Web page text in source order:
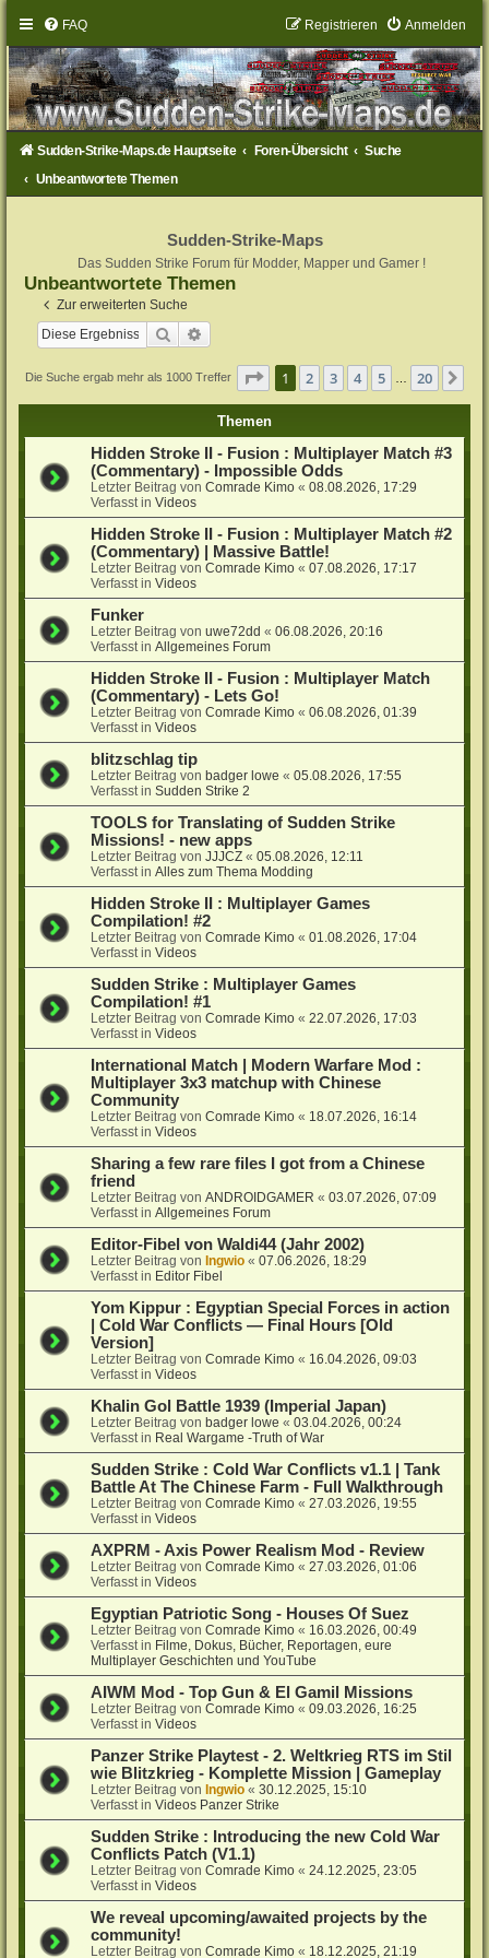
FAQ Anmelden
Registrieren
Sudden-Strike-Maps.de Hauptseite Foren-Übersicht
Suche
Unbeantwortete Themen
Sudden-Strike-Maps
Das Sudden Strike Forum für Modder, Mapper und Gamer !
Unbeantwortete Themen
Zur erweiterten Suche
Suche
Die Suche ergab mehr als 1000 Treffer Seite 1von 20
1 2 3 4 5 20
Themen
Hidden Stroke II - Fusion : Multiplayer Match #3
(Commentary) - Impossible Odds
Letzter Beitrag vonComrade Kimo «08.08.2026, 17:29
Verfasst inVideos
Hidden Stroke II - Fusion : Multiplayer Match #2
(Commentary) | Massive Battle!
Letzter Beitrag vonComrade Kimo «07.08.2026, 17:17
Verfasst inVideos
Funker
Letzter Beitrag vonuwe72dd «06.08.2026, 20:16
Verfasst inAllgemeines Forum
Hidden Stroke II - Fusion : Multiplayer Match
(Commentary) - Lets Go!
Letzter Beitrag vonComrade Kimo «06.08.2026, 01:39
Verfasst inVideos
blitzschlag tip
Letzter Beitrag vonbadger lowe «05.08.2026, 17:55
Verfasst inSudden Strike 2
TOOLS for Translating of Sudden Strike
Missions! - new apps
Letzter Beitrag vonJJJCZ «05.08.2026, 12:11
Verfasst inAlles zum Thema Modding
Hidden Stroke II : Multiplayer Games
Compilation! #2
Letzter Beitrag vonComrade Kimo «01.08.2026, 17:04
Verfasst inVideos
Sudden Strike : Multiplayer Games
Compilation! #1
Letzter Beitrag vonComrade Kimo «22.07.2026, 17:03
Verfasst inVideos
International Match | Modern Warfare Mod :
Multiplayer 3x3 matchup with Chinese
Community
Letzter Beitrag vonComrade Kimo « 18.07.2026, 16:14
Verfasst inVideos
Sharing a few rare files I got from a Chinese
friend
Letzter Beitrag vonANDROIDGAMER «03.07.2026, 07:09
Verfasst inAllgemeines Forum
Editor-Fibel von Waldi44 (Jahr 2002)
Letzter Beitrag vonIngwio «07.06.2026, 18:29
Verfasst in Editor Fibel
Yom Kippur : Egyptian Special Forces in action
| Cold War Conflicts — Final Hours [Old
Version]
Letzter Beitrag vonComrade Kimo « 16.04.2026, 09:03
Verfasst inVideos
Khalin Gol Battle 1939 (Imperial Japan)
Letzter Beitrag vonbadger lowe «03.04.2026, 00:24
Verfasst in Real Wargame -Truth of War
Sudden Strike : Cold War Conflicts v1.1 | Tank
Battle At The Chinese Farm - Full Walkthrough
Letzter Beitrag vonComrade Kimo «27.03.2026, 19:55
Verfasst inVideos
AXPRM - Axis Power Realism Mod - Review
Letzter Beitrag vonComrade Kimo «27.03.2026, 01:06
Verfasst inVideos
Egyptian Patriotic Song - Houses Of Suez
Letzter Beitrag vonComrade Kimo « 16.03.2026, 00:49
Verfasst in Filme, Dokus, Bücher, Reportagen, eure
Multiplayer Geschichten und YouTube
AIWM Mod - Top Gun & El Gamil Missions
Letzter Beitrag vonComrade Kimo «09.03.2026, 16:25
Verfasst inVideos
Panzer Strike Playtest - 2. Weltkrieg RTS im Stil
wie Blitzkrieg - Komplette Mission | Gameplay
Letzter Beitrag vonIngwio «30.12.2025, 15:10
Verfasst inVideos Panzer Strike
Sudden Strike : Introducing the new Cold War
Conflicts Patch (V1.1)
Letzter Beitrag vonComrade Kimo «24.12.2025, 23:05
Verfasst inVideos
We reveal upcoming/awaited projects by the
community!
Letzter Beitrag vonComrade Kimo « 18.12.2025, 21:19